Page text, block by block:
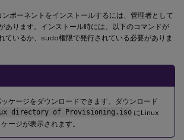
ポーネントをインストールするには、管理者として
あります。インストール時には、以下のコマンドが
ているか、sudo権限で発行されている必要がありま
ケージをダウンロードできます。ダウンロード
directory of Provisioning.iso にLinux
ージが表示されます。